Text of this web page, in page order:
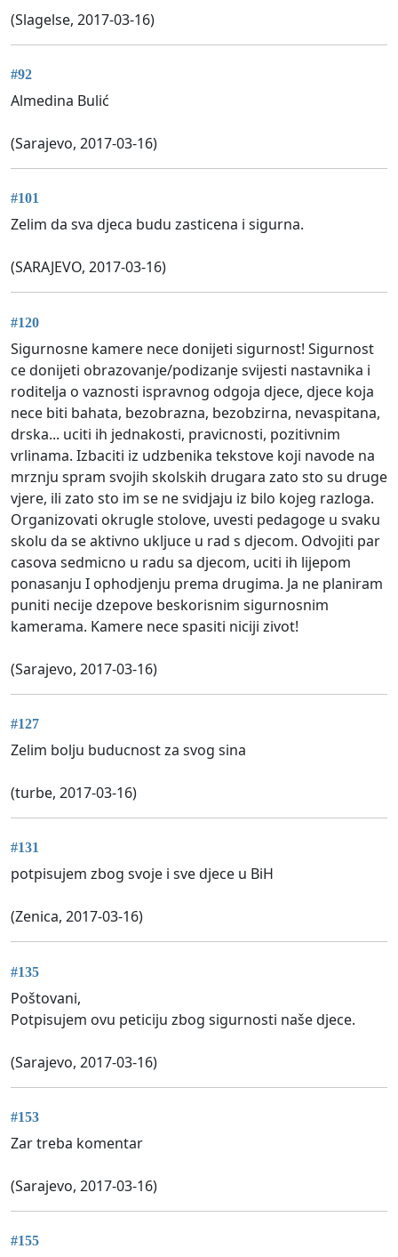
(Slagelse, 2017-03-16)
#92
Almedina Bulić
(Sarajevo, 2017-03-16)
#101
Zelim da sva djeca budu zasticena i sigurna.
(SARAJEVO, 2017-03-16)
#120
Sigurnosne kamere nece donijeti sigurnost! Sigurnost
ce donijeti obrazovanje/podizanje svijesti nastavnika i
roditelja o vaznosti ispravnog odgoja djece, djece koja
nece biti bahata, bezobrazna, bezobzirna, nevaspitana,
drska... uciti ih jednakosti, pravicnosti, pozitivnim
vrlinama. Izbaciti iz udzbenika tekstove koji navode na
mrznju spram svojih skolskih drugara zato sto su druge
vjere, ili zato sto im se ne svidjaju iz bilo kojeg razloga.
Organizovati okrugle stolove, uvesti pedagoge u svaku
skolu da se aktivno ukljuce u rad s djecom. Odvojiti par
casova sedmicno u radu sa djecom, uciti ih lijepom
ponasanju I ophodjenju prema drugima. Ja ne planiram
puniti necije dzepove beskorisnim sigurnosnim
kamerama. Kamere nece spasiti niciji zivot!
(Sarajevo, 2017-03-16)
#127
Zelim bolju buducnost za svog sina
(turbe, 2017-03-16)
#131
potpisujem zbog svoje i sve djece u BiH
(Zenica, 2017-03-16)
#135
Poštovani,
Potpisujem ovu peticiju zbog sigurnosti naše djece.
(Sarajevo, 2017-03-16)
#153
Zar treba komentar
(Sarajevo, 2017-03-16)
#155